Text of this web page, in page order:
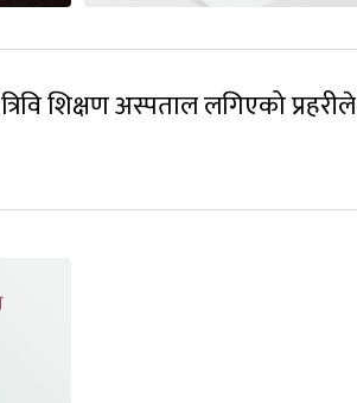
शिक्षण अस्पताल लगिएको प्रहरीले